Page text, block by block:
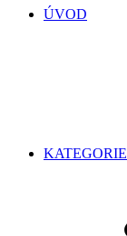
ÚVOD
KATEGORIE